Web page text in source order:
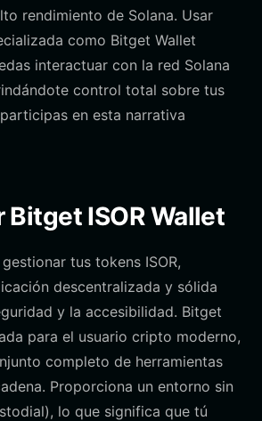
rendimiento de Solana. Usar
como Bitget Wallet
interactuar con la red Solana
control total sobre tus
en esta narrativa
Bitget ISOR Wallet
tus tokens ISOR,
descentralizada y sólida
y la accesibilidad. Bitget
para el usuario cripto moderno,
completo de herramientas
Proporciona un entorno sin
lo que significa que tú